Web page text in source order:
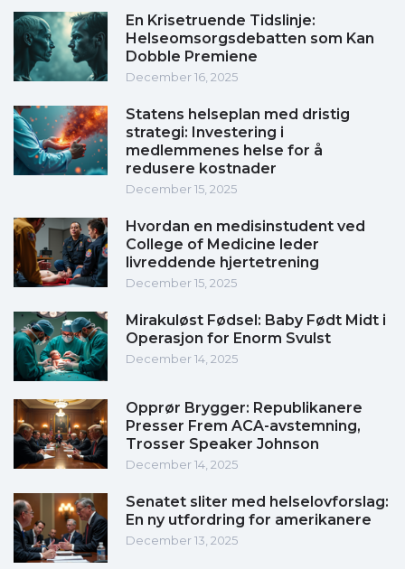
En Krisetruende Tidslinje:
Helseomsorgsdebatten som Kan
Dobble Premiene
December 16, 2025
Statens helseplan med dristig
strategi: Investering i
medlemmenes helse for å
redusere kostnader
December 15, 2025
Hvordan en medisinstudent ved
College of Medicine leder
livreddende hjertetrening
December 15, 2025
Mirakuløst Fødsel: Baby Født Midt i
Operasjon for Enorm Svulst
December 14, 2025
Opprør Brygger: Republikanere
Presser Frem ACA-avstemning,
Trosser Speaker Johnson
December 14, 2025
Senatet sliter med helselovforslag:
En ny utfordring for amerikanere
December 13, 2025